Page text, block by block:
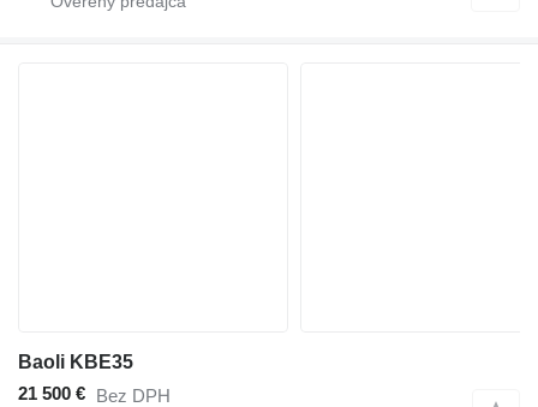
Baoli KBE35
21 500 € Bez DPH